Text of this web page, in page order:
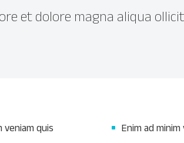
et dolore magna aliqua
veniam quis Enim ad minim